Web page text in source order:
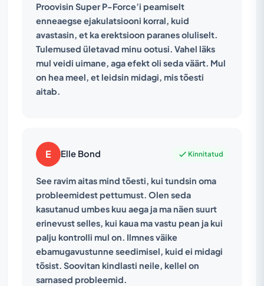
Proovisin Super P-Force’i peamiselt
enneaegse ejakulatsiooni korral, kuid
avastasin, et ka erektsioon paranes oluliselt.
Tulemused ületavad minu ootusi. Vahel läks
mul veidi uimane, aga efekt oli seda väärt. Mul
on hea meel, et leidsin midagi, mis tõesti
aitab.
E Elle Bond Kinnitatud
See ravim aitas mind tõesti, kui tundsin oma
probleemidest pettumust. Olen seda
kasutanud umbes kuu aega ja ma näen suurt
erinevust selles, kui kaua ma vastu pean ja kui
palju kontrolli mul on. Ilmnes väike
ebamugavustunne seedimisel, kuid ei midagi
tõsist. Soovitan kindlasti neile, kellel on
sarnased probleemid.